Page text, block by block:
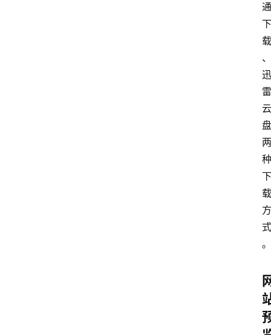
通
下
载
、
迅
雷
云
盘
两
种
下
载
方
式
。